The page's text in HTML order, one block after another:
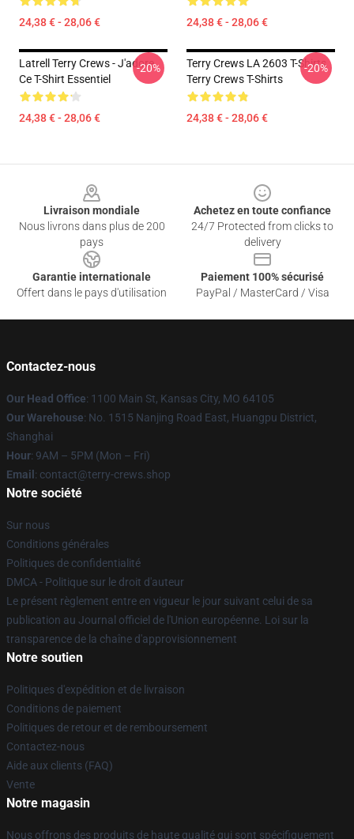
24,38 € - 28,06 € 24,38 € - 28,06 €
Latrell Terry Crews - J'adore
Ce T-Shirt Essentiel
24,38 € - 28,06 €
-20%
Terry Crews LA 2603 T-Shirts
Terry Crews T-Shirts
24,38 € - 28,06 €
-20%
Livraison mondiale
Nous livrons dans plus de 200
pays
Achetez en toute confiance
24/7 Protected from clicks to
delivery
Garantie internationale
Offert dans le pays d'utilisation
Paiement 100% sécurisé
PayPal / MasterCard / Visa
Contactez-nous
Our Head Office: 1100 Main St, Kansas City, MO 64105
Our Warehouse: No. 1515 Nanjing Road East, Huangpu District,
Shanghai
Hour: 9AM – 5PM (Mon – Fri)
Email : contact@terry-crews.shop
Notre société
Sur nous
Conditions générales
Politiques de confidentialité
DMCA - Politique sur le droit d'auteur
Le présent règlement entre en vigueur le jour suivant celui de sa
publication au Journal officiel de l'Union européenne. Loi sur la
transparence de la chaîne d'approvisionnement
Notre soutien
Politiques d'expédition et de livraison
Conditions de paiement
Politiques de retour et de remboursement
Contactez-nous
Aide aux clients (FAQ)
Vente
Notre magasin
Nous offrons des produits de haute qualité qui sont spécifiquement